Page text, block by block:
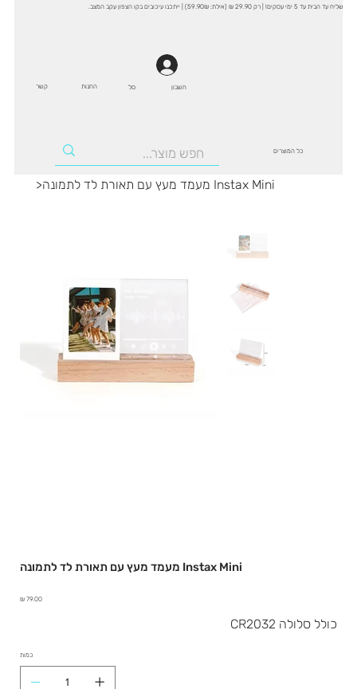
שליח עד הבית עד 5 ימי עסקים! | רק 29.90 ₪ (אילת: 59.90₪) | ייתכנו עיכובים בקו הצפון עקב המצב.
חשבון סל קשר החנות
כל המוצרים
> מעמד מעץ עם תאורת לד לתמונה Instax Mini
מעמד מעץ עם תאורת לד לתמונה Instax Mini
מחיר ‏79.00 ‏₪
כולל סלולה CR2032
כמות